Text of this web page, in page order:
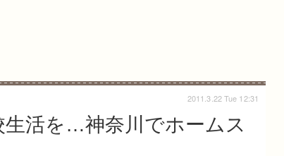
生活を…神奈川でホームス
2011.3.22 Tue 12:31